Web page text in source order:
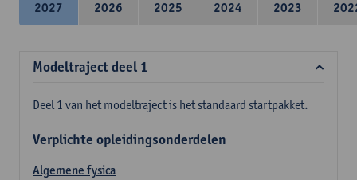
2027
2026
2025
2024
2023
Modeltraject deel 1
Deel 1 van het modeltraject is het standaard startpakket.
Verplichte opleidingsonderdelen
Algemene fysica